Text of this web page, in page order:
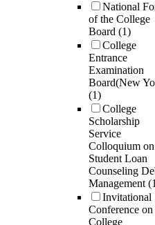
National
of the College
Board (1)
College
Entrance
Examination
Board(New
(1)
College
Scholarship
Service
Colloquium on
Student Loan
Counseling
Management
Invitational
Conference on
College